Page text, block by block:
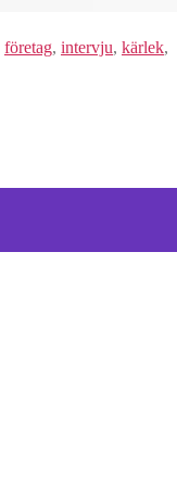
företag, intervju, kärlek,